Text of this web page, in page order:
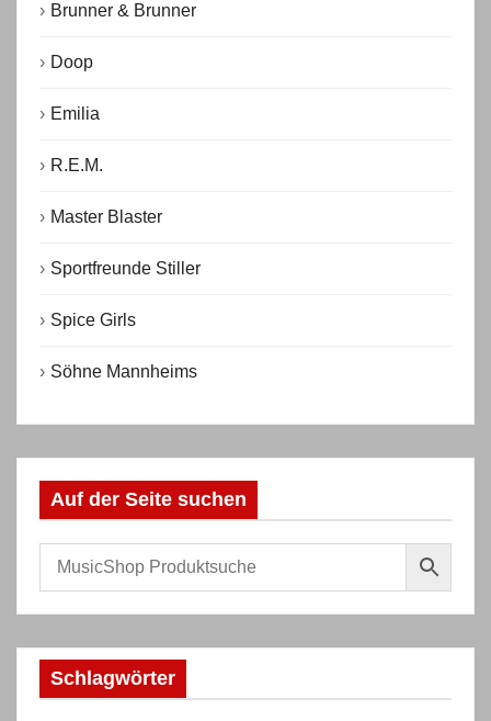
Brunner & Brunner
Doop
Emilia
R.E.M.
Master Blaster
Sportfreunde Stiller
Spice Girls
Söhne Mannheims
Auf der Seite suchen
Schlagwörter